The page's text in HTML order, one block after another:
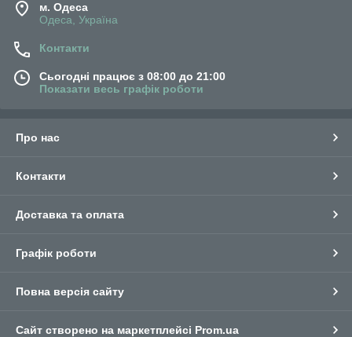
м. Одеса
Одеса, Україна
Контакти
Сьогодні працює з 08:00 до 21:00
Показати весь графік роботи
Про нас
Контакти
Доставка та оплата
Графік роботи
Повна версія сайту
Сайт створено на маркетплейсі Prom.ua